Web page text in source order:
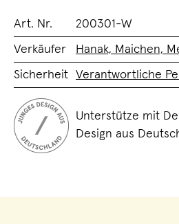
Art. Nr. 200301-W
Verkäufer Hanak, Maichen,
Sicherheit Verantwortliche
Unterstütze mit
Design aus